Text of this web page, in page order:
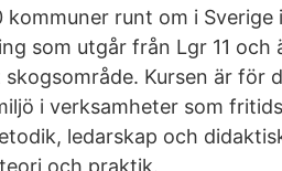
runt om i Sverige
som utgår från Lgr 11 och
Kursen är för
i verksamheter som
ledarskap och
och praktik.